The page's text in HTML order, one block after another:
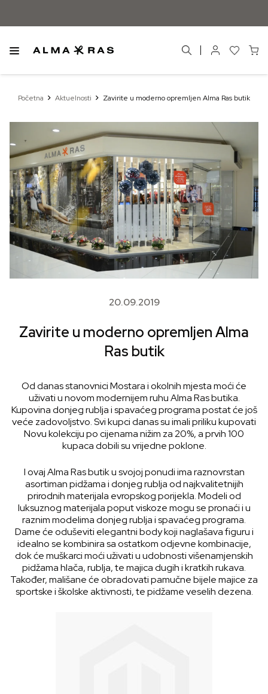
Početna Aktuelnosti Zavirite u moderno opremljen Alma Ras butik
20.09.2019
Zavirite u moderno opremljen Alma
Ras butik
Od danas stanovnici Mostara i okolnih mjesta moći će
uživati u novom modernijem ruhu Alma Ras butika.
Kupovina donjeg rublja i spavaćeg programa postat će još
veće zadovoljstvo. Svi kupci danas su imali priliku kupovati
Novu kolekciju po cijenama nižim za 20%, a prvih 100
kupaca dobili su vrijedne poklone.
I ovaj Alma Ras butik u svojoj ponudi ima raznovrstan
asortiman pidžama i donjeg rublja od najkvalitetnijih
prirodnih materijala evropskog porijekla. Modeli od
luksuznog materijala poput viskoze mogu se pronaći i u
raznim modelima donjeg rublja i spavaćeg programa.
Dame će oduševiti elegantni body koji naglašava figuru i
idealno se kombinira sa ostatkom odjevne kombinacije,
dok će muškarci moći uživati u udobnosti višenamjenskih
pidžama hlača, rublja, te majica dugih i kratkih rukava.
Također, mališane će obradovati pamučne bijele majice za
sportske i školske aktivnosti, te pidžame veselih dezena.